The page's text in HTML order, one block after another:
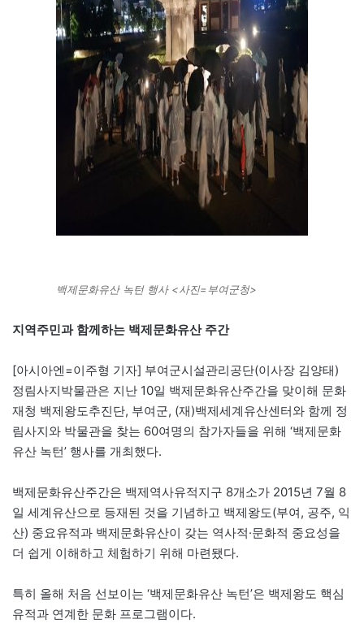
백제문화유산 녹턴 행사 <사진=부여군청>
지역주민과 함께하는 백제문화유산 주간
[아시아엔=이주형 기자] 부여군시설관리공단(이사장 김양태)
정림사지박물관은 지난 10일 백제문화유산주간을 맞이해 문화
재청 백제왕도추진단, 부여군, (재)백제세계유산센터와 함께 정
림사지와 박물관을 찾는 60여명의 참가자들을 위해 ‘백제문화
유산 녹턴’ 행사를 개최했다.
백제문화유산주간은 백제역사유적지구 8개소가 2015년 7월 8
일 세계유산으로 등재된 것을 기념하고 백제왕도(부여, 공주, 익
산) 중요유적과 백제문화유산이 갖는 역사적·문화적 중요성을
더 쉽게 이해하고 체험하기 위해 마련됐다.
특히 올해 처음 선보이는 ‘백제문화유산 녹턴’은 백제왕도 핵심
유적과 연계한 문화 프로그램이다.